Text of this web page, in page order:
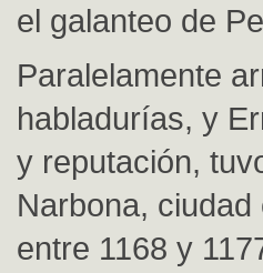
el galanteo de
Paralelamente
habladurías, y
y reputación,
Narbona,
entre 1168 y